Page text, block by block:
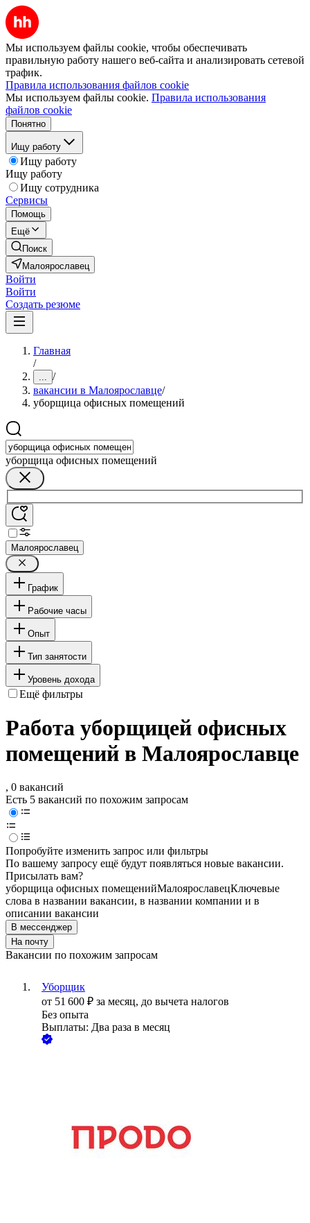
Мы используем файлы cookie, чтобы обеспечивать
правильную работу нашего веб-сайта и анализировать сетевой
трафик.
Правила использования файлов cookie
Мы используем файлы cookie. Правила использования
файлов cookie
Понятно
Ищу работу
Ищу работу
Ищу работу
Ищу сотрудника
Сервисы
Помощь
Ещё
Поиск
Малоярославец
Войти
Войти
Создать резюме
Главная
/
... /
вакансии в Малоярославце/
уборщица офисных помещений
уборщица офисных помещений
Малоярославец
График
Рабочие часы
Опыт
Тип занятости
Уровень дохода
Ещё фильтры
Работа уборщицей офисных
помещений в Малоярославце
, 0 вакансий
Есть 5 вакансий по похожим запросам
Попробуйте изменить запрос или фильтры
По вашему запросу ещё будут появляться новые вакансии.
Присылать вам?
уборщица офисных помещенийМалоярославецКлючевые
слова в названии вакансии, в названии компании и в
описании вакансии
В мессенджер
На почту
Вакансии по похожим запросам
Уборщик
от 51 600 ₽ за месяц, до вычета налогов
Без опыта
Выплаты: Два раза в месяц